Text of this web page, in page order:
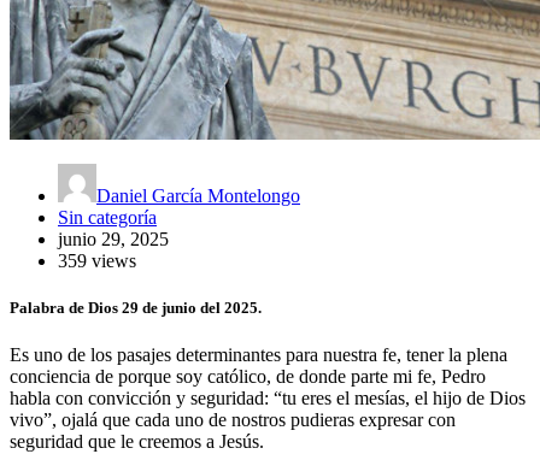
Daniel García Montelongo
Sin categoría
junio 29, 2025
359 views
Palabra de Dios 29 de junio del 2025.
Es uno de los pasajes determinantes para nuestra fe, tener la plena
conciencia de porque soy católico, de donde parte mi fe, Pedro
habla con convicción y seguridad: “tu eres el mesías, el hijo de Dios
vivo”, ojalá que cada uno de nostros pudieras expresar con
seguridad que le creemos a Jesús.